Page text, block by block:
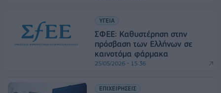
ΥΓΕΙΑ
ΣΦΕΕ: Καθυστέρηση στην
πρόσβαση των Ελλήνων σε
καινοτόμα φάρμακα
25/05/2026 - 15:36
ΕΠΙΧΕΙΡΗΣΕΙΣ